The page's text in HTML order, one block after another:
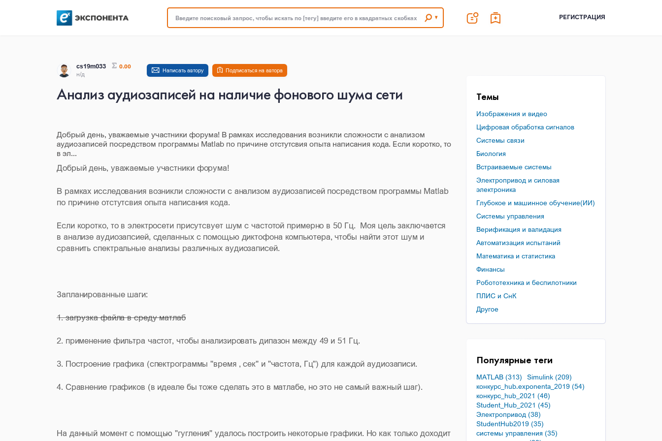
Введите поисковый запрос, чтобы искать по [тегу] введите его в квадратных скобках РЕГИСТРАЦИЯ
cs19m033
0.00
н/д
Написать автору Подписаться на автора
Анализ аудиозаписей на наличие фонового шума сети
Добрый день, уважаемые участники форума! В рамках исследования возникли сложности с анализом
аудиозаписей посредством программы Matlab по причине отстутсвия опыта написания кода. Если коротко, то
в эл...
Добрый день, уважаемые участники форума!
В рамках исследования возникли сложности с анализом аудиозаписей посредством программы Matlab
по причине отстутсвия опыта написания кода.
Если коротко, то в электросети присутсвует шум с частотой примерно в 50 Гц. Моя цель заключается
в анализе аудиозапсией, сделанных с помощью диктофона компьютера, чтобы найти этот шум и
сравнить спектральные анализы различных аудиозаписей.
Запланированные шаги:
1. загрузка файла в среду матлаб
2. применение фильтра частот, чтобы анализировать дипазон между 49 и 51 Гц.
3. Построение графика (спектрограммы "время , сек" и "частота, Гц") для каждой аудиозаписи.
4. Сравнение графиков (в идеале бы тоже сделать это в матлабе, но это не самый важный шаг).
На данный момент с помощью "гугления" удалось построить некоторые графики. Но как только доходит
Темы
Изображения и видео
Цифровая обработка сигналов
Системы связи
Биология
Встраиваемые системы
Электропривод и силовая
электроника
Глубокое и машинное обучение(ИИ)
Системы управления
Верификация и валидация
Автоматизация испытаний
Математика и статистика
Финансы
Робототехника и беспилотники
ПЛИС и СнК
Другое
Популярные теги
MATLAB (313)
Simulink (209)
конкурс_hub.exponenta_2019 (54)
конкурс_hub_2021 (46)
Student_Hub_2021 (45)
Электропривод (38)
StudentHub2019 (35)
системы управления (35)